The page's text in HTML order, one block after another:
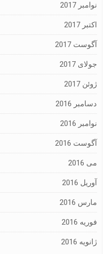
2017
2017
2017
2016
2016
2016
2016
2016